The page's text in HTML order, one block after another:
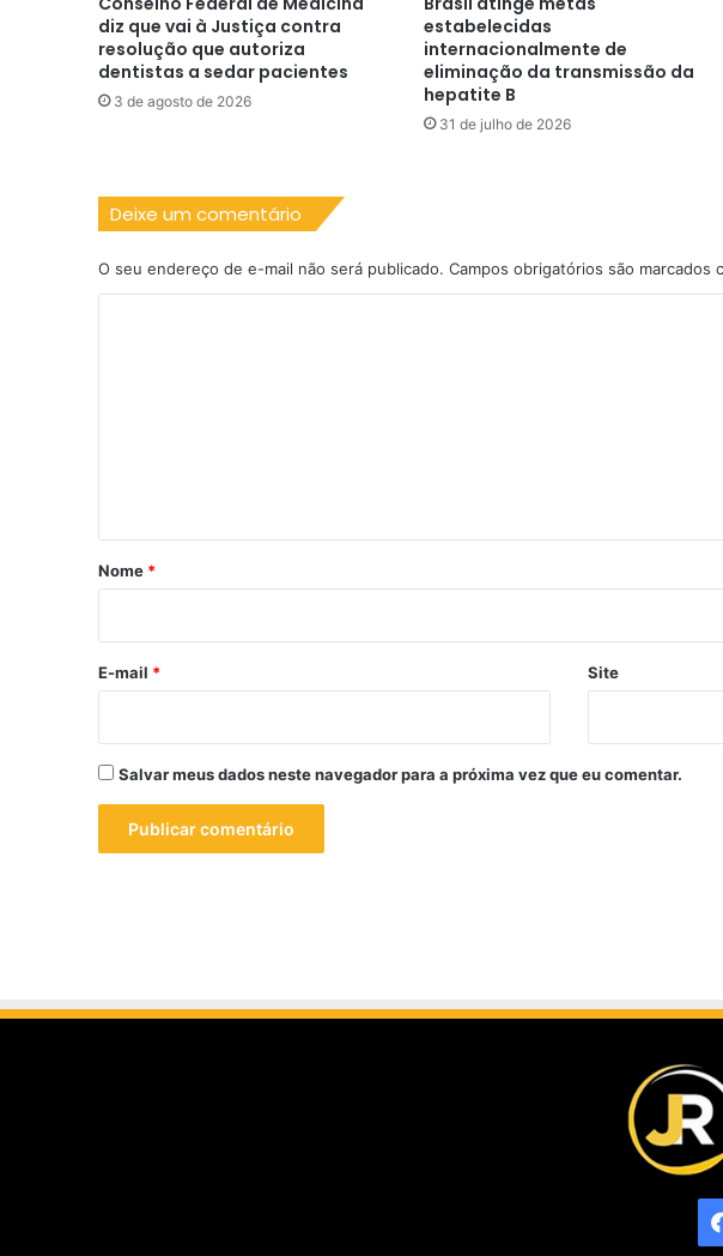
diz que vai à Justiça contra
resolução que autoriza
dentistas a sedar pacientes
3 de agosto de 2026
estabelecidas
internacionalmente de
eliminação da transmissão da
hepatite B
31 de julho de 2026
Deixe um comentário
O seu endereço de e-mail não será publicado. Campos obrigatórios são marcados
r
*
Nome *
E-mail * Site
Salvar meus dados neste navegador para a próxima vez que eu comentar.